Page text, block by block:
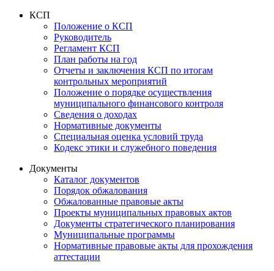
КСП
Положение о КСП
Руководитель
Регламент КСП
План работы на год
Отчеты и заключения КСП по итогам
контрольных мероприятий
Положение о порядке осуществления
муниципального финансового контроля
Сведения о доходах
Нормативные документы
Специальная оценка условий труда
Кодекс этики и служебного поведения
Документы
Каталог документов
Порядок обжалования
Обжалованные правовые акты
Проекты муниципальных правовых актов
Документы стратегического планирования
Муниципальные программы
Нормативные правовые акты для прохождения
аттестации